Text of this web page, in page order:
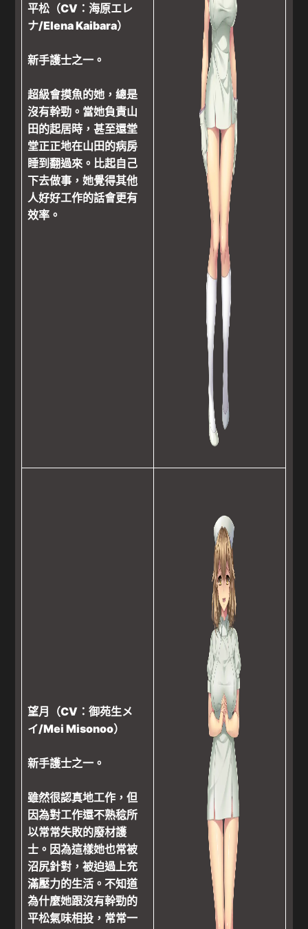
平松（CV：海原エレ
ナ/Elena Kaibara）
新手護士之一。
超級會摸魚的她，總是
沒有幹勁。當她負責山
田的起居時，甚至還堂
堂正正地在山田的病房
睡到翻過來。比起自己
下去做事，她覺得其他
人好好工作的話會更有
效率。
望月（CV：御苑生メ
イ/Mei Misonoo）
新手護士之一。
雖然很認真地工作，但
因為對工作還不熟稔所
以常常失敗的廢材護
士。因為這樣她也常被
沼尻針對，被迫過上充
滿壓力的生活。不知道
為什麼她跟沒有幹勁的
平松氣味相投，常常一